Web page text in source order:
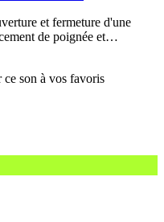
et fermeture d'une
de poignée et…